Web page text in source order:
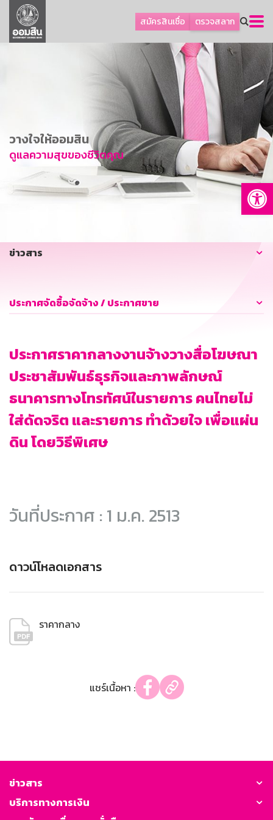
สมัครสินเชื่อ ตรวจสลาก
ลูกค้าธุรกิจ
ลูกค้าผู้ประกอบรายย่อย
การพัฒนาที่ยั่งยืน
ข่าวสาร
บริการทางการเงิน
อื่นๆ
วางใจให้ออมสิน
ดูแลความสุขของชีวิตคุณ
ข่าวสาร
ประกาศจัดซื้อจัดจ้าง / ประกาศขาย
ประกาศราคากลางงานจ้างวางสื่อโฆษณา
ประชาสัมพันธ์ธุรกิจและภาพลักษณ์
ธนาคารทางโทรทัศน์ในรายการ คนไทยไม่
ใส่ดัดจริต และรายการ ทำด้วยใจ เพื่อแผ่น
ดิน โดยวิธีพิเศษ
วันที่ประกาศ : 1 ม.ค. 2513
ดาวน์โหลดเอกสาร
ราคากลาง
แชร์เนื้อหา :
ข่าวสาร
บริการทางการเงิน